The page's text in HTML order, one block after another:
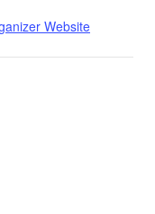
Website